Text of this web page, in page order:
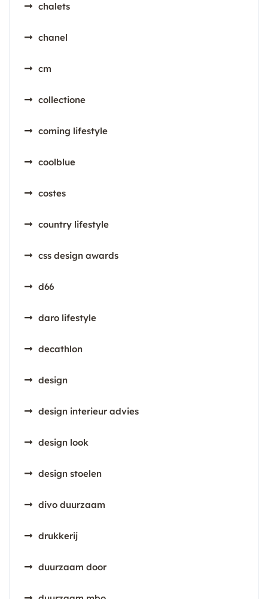
chalets
chanel
cm
collectione
coming lifestyle
coolblue
costes
country lifestyle
css design awards
d66
daro lifestyle
decathlon
design
design interieur advies
design look
design stoelen
divo duurzaam
drukkerij
duurzaam door